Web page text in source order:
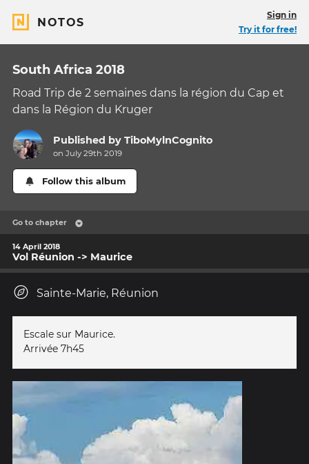
NOTOS
Sign in
Try it for free!
South Africa 2018
Road Trip de 2 semaines dans la région du Cap et
dans la Région du Kruger
Published byTiboMylnCognito
on July 29th 2019
Follow this album
Go to chapter
14 April 2018
Vol Réunion -> Maurice
Sainte-Marie, Réunion
Escale sur Maurice.
Arrivée 7h45